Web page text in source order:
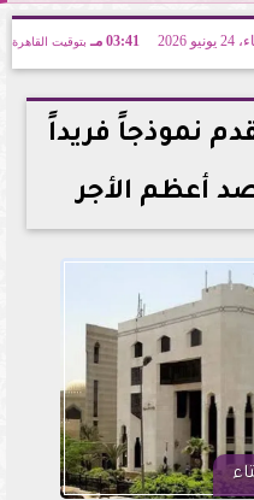
2026 03:41 مـ بتوقيت القاهرة
نموذجاً فريداً
أعظم الأجر